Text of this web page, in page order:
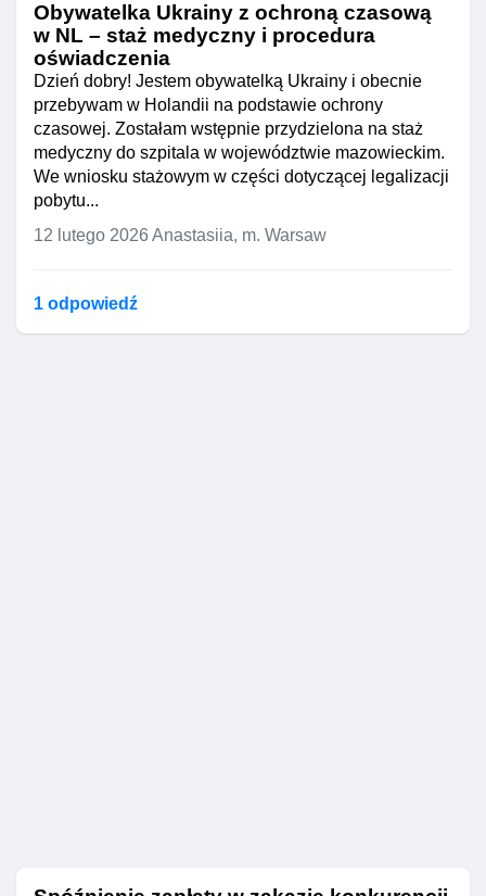
Obywatelka Ukrainy z ochroną czasową
w NL – staż medyczny i procedura
oświadczenia
Dzień dobry! Jestem obywatelką Ukrainy i obecnie
przebywam w Holandii na podstawie ochrony
czasowej. Zostałam wstępnie przydzielona na staż
medyczny do szpitala w województwie mazowieckim.
We wniosku stażowym w części dotyczącej legalizacji
pobytu...
12 lutego 2026 Anastasiia, m. Warsaw
1 odpowiedź